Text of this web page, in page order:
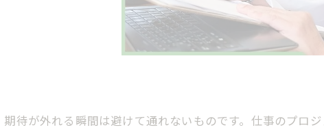
期待が外れる瞬間は避けて通れないものです。仕事のプロ